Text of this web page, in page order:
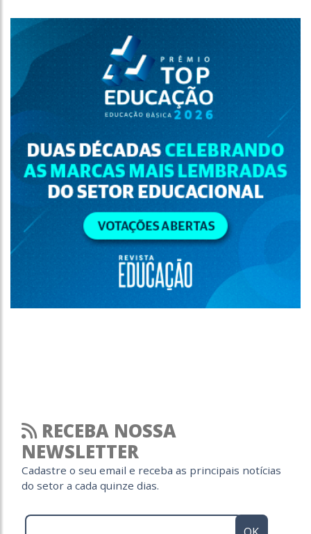
RECEBA NOSSA
NEWSLETTER
Cadastre o seu email e receba as principais notícias
do setor a cada quinze dias.